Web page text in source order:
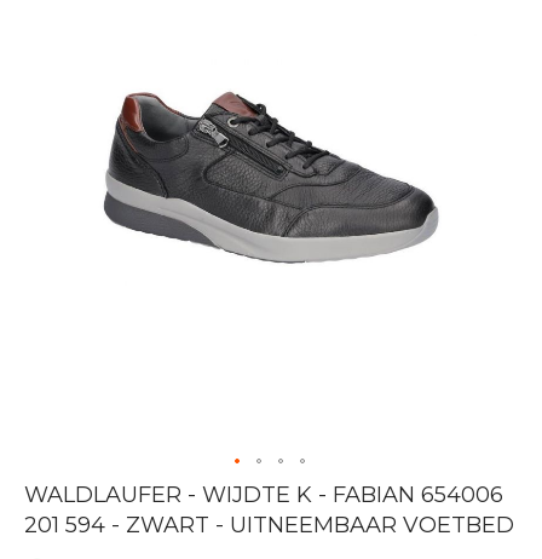
Ga
het
WALDLAUFER - WIJDTE K - FABIAN 654006
201 594 - ZWART - UITNEEMBAAR VOETBED